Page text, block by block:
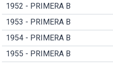
1952 - PRIMERA B
1953 - PRIMERA B
1954 - PRIMERA B
1955 - PRIMERA B